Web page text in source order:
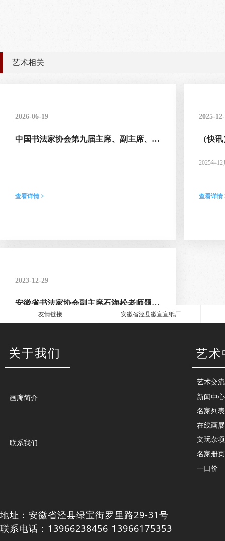
2026-06-19
中国书法家协会第九届主席、副主席、秘
查看详情 >
2025-
（快
会主席
2025年
查看详情
2023-12-29
安徽省书法家协会副主席石海松老师题写
查看详情 >
上一
艺术相关
关于我们
画廊简介
联系我们
艺术
艺术交流
新闻中心
名家列表
在线画展
文玩杂项
名家册页
一口价
地址：安徽省泾县绿宝街罗里路29-31号
联系电话：13966238456 13966175353
友情链接 安徽省泾县徽宣宣纸厂